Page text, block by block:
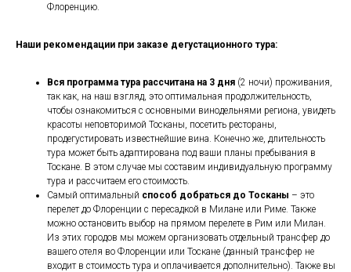
Флоренцию.
Наши рекомендации при заказе дегустационного тура:
Вся программа тура рассчитана на 3 дня (2 ночи) проживания,
так как, на наш взгляд, это оптимальная продолжительность,
чтобы ознакомиться с основными винодельнями региона, увидеть
красоты неповторимой Тосканы, посетить рестораны,
продегустировать известнейшие вина. Конечно же, длительность
тура может быть адаптирована под ваши планы пребывания в
Тоскане. В этом случае мы составим индивидуальную программу
тура и рассчитаем его стоимость.
Самый оптимальный способ добраться до Тосканы – это
перелет до Флоренции с пересадкой в Милане или Риме. Также
можно остановить выбор на прямом перелете в Рим или Милан.
Из этих городов мы можем организовать отдельный трансфер до
вашего отеля во Флоренции или Тоскане (данный трансфер не
входит в стоимость тура и оплачивается дополнительно). Также вы